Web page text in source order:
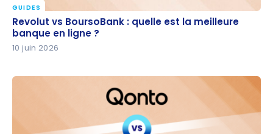
Revolut vs BoursoBank : quelle est la meilleure
banque en ligne ?
GUIDES
Revolut vs BoursoBank : quelle est la meilleure
banque en ligne ?
10 juin 2026